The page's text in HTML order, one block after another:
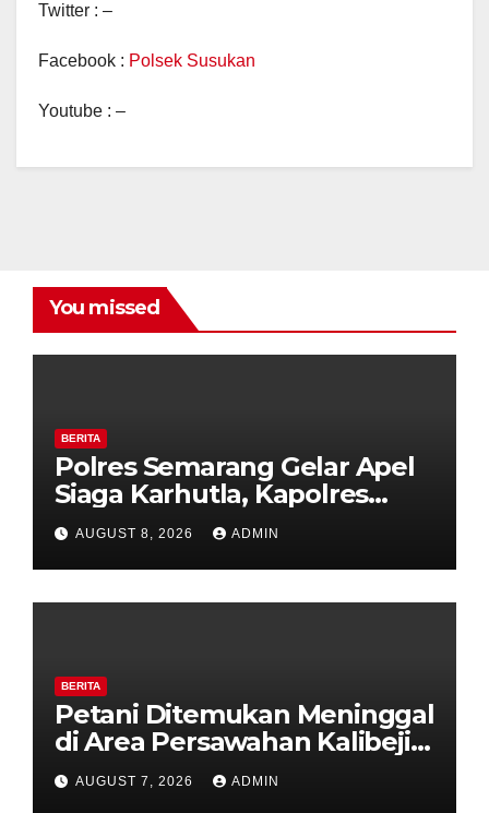
Twitter : –
Facebook : Polsek Susukan
Youtube : –
You missed
BERITA
Polres Semarang Gelar Apel
Siaga Karhutla, Kapolres
Tekankan Sinergi dan
Kesiapsiagaan Hadapi Musim
Kemarau.
AUGUST 8, 2026 ADMIN
BERITA
Petani Ditemukan Meninggal
di Area Persawahan Kalibeji,
Polisi Pastikan Tidak Ada
Tanda Kekerasan
AUGUST 7, 2026 ADMIN